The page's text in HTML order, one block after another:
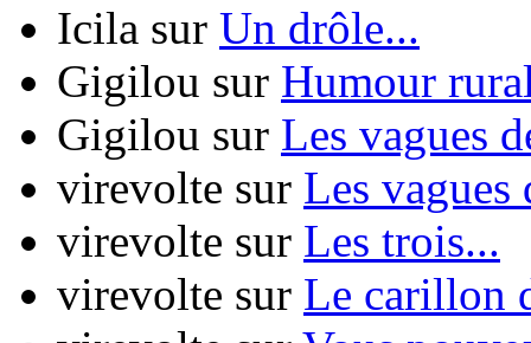
Icila sur Un drôle...
Gigilou sur Humour
Gigilou sur Les vagues
virevolte sur Les vagues
virevolte sur Les trois...
virevolte sur Le carillon